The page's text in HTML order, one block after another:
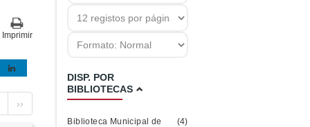
Imprimir
››
DISP. POR
BIBLIOTECAS
Biblioteca Municipal de
(4)